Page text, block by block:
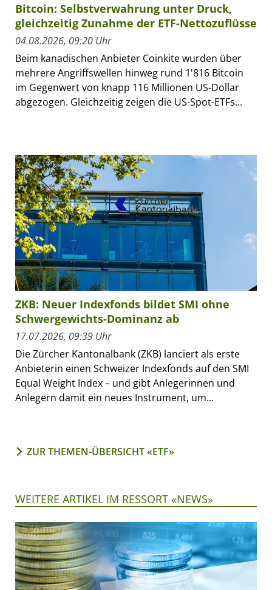
Bitcoin: Selbstverwahrung unter Druck,
gleichzeitig Zunahme der ETF-Nettozuflüsse
04.08.2026, 09:20 Uhr
Beim kanadischen Anbieter Coinkite wurden über
mehrere Angriffswellen hinweg rund 1'816 Bitcoin
im Gegenwert von knapp 116 Millionen US-Dollar
abgezogen. Gleichzeitig zeigen die US-Spot-ETFs...
ZKB: Neuer Indexfonds bildet SMI ohne
Schwergewichts-Dominanz ab
17.07.2026, 09:39 Uhr
Die Zürcher Kantonalbank (ZKB) lanciert als erste
Anbieterin einen Schweizer Indexfonds auf den SMI
Equal Weight Index – und gibt Anlegerinnen und
Anlegern damit ein neues Instrument, um...
ZUR THEMEN-ÜBERSICHT «ETF»
WEITERE ARTIKEL IM RESSORT «NEWS»